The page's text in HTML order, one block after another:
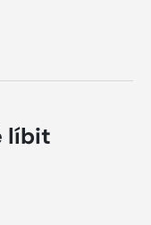
líbit